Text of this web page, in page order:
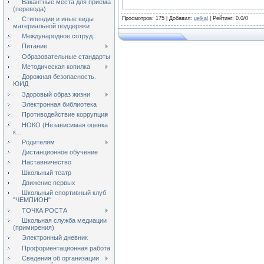
Вакантные места для приёма
(перевода)
Стипендии и иные виды
материальной поддержки
Международное сотруд...
Питание
Образовательные стандарты
Методическая копилка
Дорожная безопасность.
ЮИД
Здоровый образ жизни
Электронная библиотека
Противодействие коррупции
НОКО (Независимая оценка
к...
Родителям
Дистанционное обучение
Наставничество
Школьный театр
Движение первых
Школьный спортивный клуб
"ЧЕМПИОН"
ТОЧКА РОСТА
Школьная служба медиации
(примирения)
Электронный дневник
Профориентационная работа
Сведения об организации
Просмотров: 175 | Добавил: uelkal Рейтинг: 0.0/0